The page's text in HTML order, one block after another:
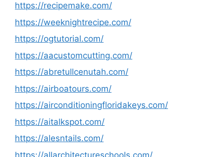
https://recipemake.com/
https://weeknightrecipe.com/
https://ogtutorial.com/
https://aacustomcutting.com/
https://abretullcenutah.com/
https://airboatours.com/
https://airconditioningfloridakeys.com/
https://aitalkspot.com/
https://alesntails.com/
https://allarchitectureschools.com/